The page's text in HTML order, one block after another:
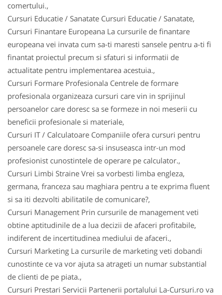
comertului.,
Cursuri Educatie / Sanatate Cursuri Educatie / Sanatate,
Cursuri Finantare Europeana La cursurile de finantare
europeana vei invata cum sa-ti maresti sansele pentru a-ti fi
finantat proiectul precum si sfaturi si informatii de
actualitate pentru implementarea acestuia.,
Cursuri Formare Profesionala Centrele de formare
profesionala organizeaza cursuri care vin in sprijinul
persoanelor care doresc sa se formeze in noi meserii cu
beneficii profesionale si materiale,
Cursuri IT / Calculatoare Companiile ofera cursuri pentru
persoanele care doresc sa-si insuseasca intr-un mod
profesionist cunostintele de operare pe calculator.,
Cursuri Limbi Straine Vrei sa vorbesti limba engleza,
germana, franceza sau maghiara pentru a te exprima fluent
si sa iti dezvolti abilitatile de comunicare?,
Cursuri Management Prin cursurile de management veti
obtine aptitudinile de a lua decizii de afaceri profitabile,
indiferent de incertitudinea mediului de afaceri.,
Cursuri Marketing La cursurile de marketing veti dobandi
cunostinte ce va vor ajuta sa atrageti un numar substantial
de clienti de pe piata.,
Cursuri Prestari Servicii Partenerii portalului La-Cursuri.ro va